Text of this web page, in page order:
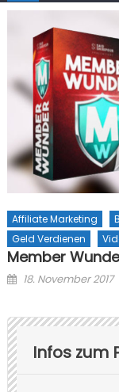
Affiliate Marketing
Geld Verdienen
Member
Posted on
18. November 2017
Infos zum